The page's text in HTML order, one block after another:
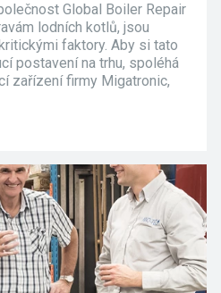
Global Boiler Repair
lodních kotlů, jsou
faktory. Aby si tato
postavení na trhu, spoléhá
zařízení firmy Migatronic,
a spolehlivosti a pro